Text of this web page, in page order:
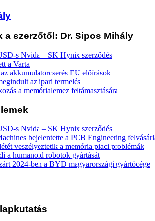
a szerzőtől: Dr. Sipos Mihály
s Nvida – SK Hynix szerződés
a Varta
akkumulátorcserés EU előírások
az ipari termelés
a memórialemez feltámasztására
s Nvida – SK Hynix szerződés
bejelentette a PCB Engineering
veszélyeztetik a memória piaci problémák
a humanoid robotok gyártását
2024-ben a BYD magyarországi gyártócége